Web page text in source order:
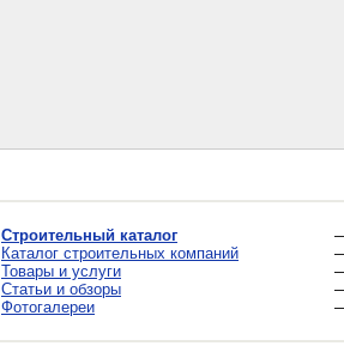
Строительный каталог
Каталог строительных компаний
Товары и услуги
Статьи и обзоры
Фотогалереи